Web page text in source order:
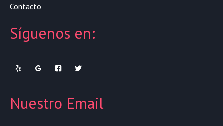
Contacto
Síguenos en:
Nuestro Email